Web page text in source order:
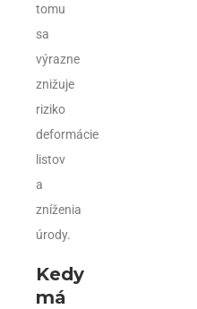
tomu
sa
výrazne
znižuje
riziko
deformácie
listov
a
zníženia
úrody.
Kedy
má